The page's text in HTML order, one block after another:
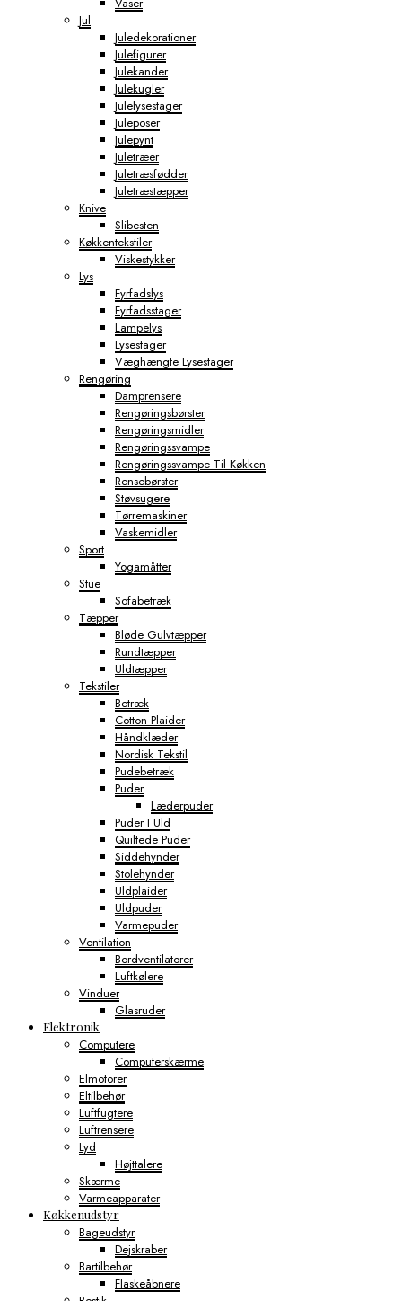
Jul
Juledekorationer
Julefigurer
Julekander
Julekugler
Julelysestager
Juleposer
Julepynt
Juletræer
Juletræsfødder
Juletræstæpper
Knive
Slibesten
Køkkentekstiler
Viskestykker
Lys
Fyrfadslys
Fyrfadsstager
Lampelys
Lysestager
Væghængte Lysestager
Rengøring
Damprensere
Rengøringsbørster
Rengøringsmidler
Rengøringssvampe
Rengøringssvampe Til Køkken
Rensebørster
Støvsugere
Tørremaskiner
Vaskemidler
Sport
Yogamåtter
Stue
Sofabetræk
Tæpper
Bløde Gulvtæpper
Rundtæpper
Uldtæpper
Tekstiler
Betræk
Cotton Plaider
Håndklæder
Nordisk Tekstil
Pudebetræk
Puder
Læderpuder
Puder I Uld
Quiltede Puder
Siddehynder
Stolehynder
Uldplaider
Uldpuder
Varmepuder
Ventilation
Bordventilatorer
Luftkølere
Vinduer
Glasruder
Elektronik
Computere
Computerskærme
Elmotorer
Eltilbehør
Luftfugtere
Luftrensere
Lyd
Højttalere
Skærme
Varmeapparater
Køkkenudstyr
Bageudstyr
Dejskraber
Bartilbehør
Flaskeåbnere